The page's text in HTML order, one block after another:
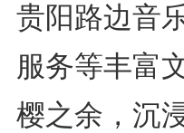
贵阳路边音
服务等丰富
樱之余，沉